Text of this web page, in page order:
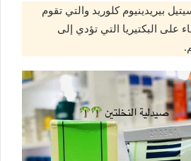
بيريدينيوم كلوريد والتي تقوم
على البكتيريا التي تؤدي إلى